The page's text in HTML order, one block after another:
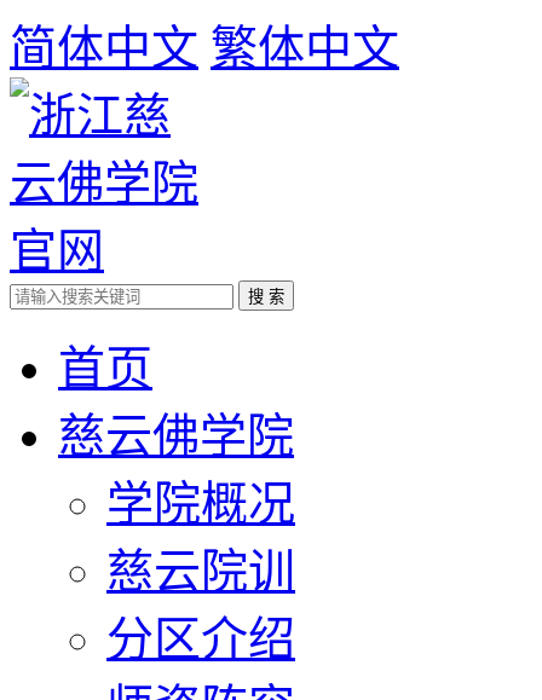
简体中文 繁体中文
首页
慈云佛学院
学院概况
慈云院训
分区介绍